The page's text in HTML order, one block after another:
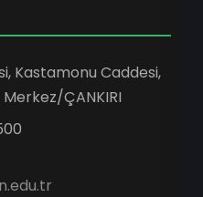
Kastamonu Caddesi,
ÇANKIRI